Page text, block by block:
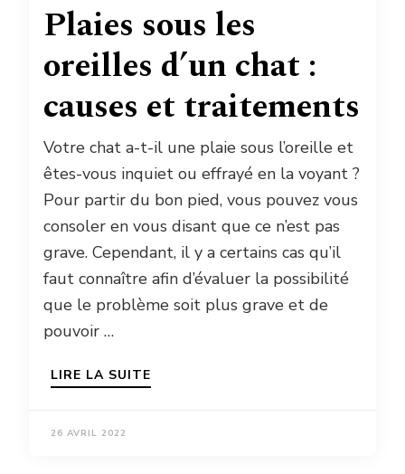
Plaies sous les
oreilles d’un chat :
causes et traitements
Votre chat a-t-il une plaie sous l’oreille et
êtes-vous inquiet ou effrayé en la voyant ?
Pour partir du bon pied, vous pouvez vous
consoler en vous disant que ce n’est pas
grave. Cependant, il y a certains cas qu’il
faut connaître afin d’évaluer la possibilité
que le problème soit plus grave et de
pouvoir …
LIRE LA SUITE
26 AVRIL 2022